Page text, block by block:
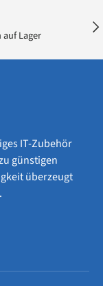
Lager
IT-Zubehör
günstigen
überzeugt